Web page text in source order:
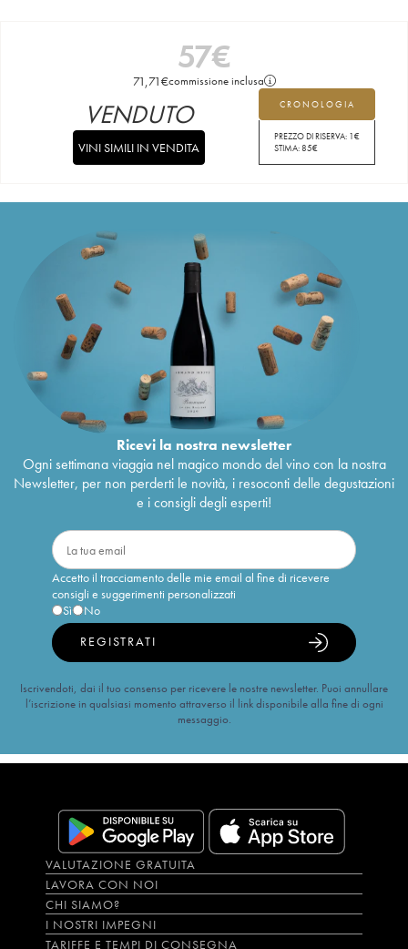
57€
71,71€commissione inclusa
CRONOLOGIA
PREZZO DI RISERVA: 1€
STIMA:85€
VENDUTO
VINI SIMILI IN VENDITA
Ricevi la nostra newsletter
Ogni settimana viaggia nel magico mondo del vino con la nostra
Newsletter, per non perderti le novità, i resoconti delle degustazioni
e i consigli degli esperti!
Accetto il tracciamento delle mie email al fine di ricevere
consigli e suggerimenti personalizzati
Sì
No
REGISTRATI
Iscrivendoti, dai il tuo consenso per ricevere le nostre newsletter. Puoi annullare
l’iscrizione in qualsiasi momento attraverso il link disponibile alla fine di ogni
messaggio.
VALUTAZIONE GRATUITA
LAVORA CON NOI
CHI SIAMO?
I NOSTRI IMPEGNI
TARIFFE E TEMPI DI CONSEGNA